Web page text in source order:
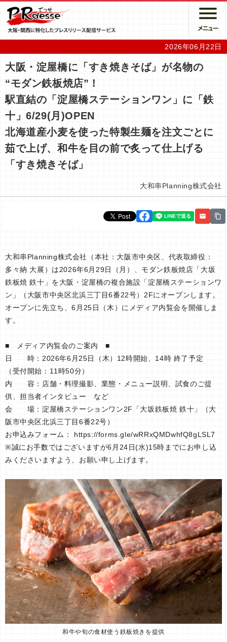
2026年06月22日
大阪・淀屋橋に「すき焼きそば」が名物の
“モダン鉄板焼店”！
駅直結の「淀屋橋ステーションワン」に「鉄
十」6/29(月)OPEN
北海道産小麦を使った特製生麺を注文ごとに
茹で上げ、和牛を目の前で炙って仕上げる
「すき焼きそば」
大和串Planning株式会社
大和串Planning株式会社（本社：大阪市中央区、代表取締役：
多々納 大展）は2026年6月29日（月）、モダン鉄板焼店「大坂
鉄板焼 鉄十」を大阪・淀屋橋の複合施設「淀屋橋ステーションワ
ン」（大阪市中央区北浜三丁目6番22号）2Fにオープンします。
オープンに先立ち、6月25日（木）にメディア内覧会を開催しま
す。
■ メディア内覧会のご案内 ■
日 時：2026年6月25日（木）12時開始、14時 終了予定
（受付開始：11時50分）
内 容：店舗・料理撮影、業態・メニュー説明、試食のご提
供、担当者インタビュー など
会 場：淀屋橋ステーションワン2F「大坂鉄板焼 鉄十」（大
阪市中央区北浜三丁目6番22号）
お申込みフォーム： https://forms.gle/wRRxQMDwhfQ8gLSL7
※誠にお手数ではございますが6月24日(水)15時までにお申し込
みくださいますよう、お願い申し上げます。
和牛や旬の食材使う鉄板焼きを提供